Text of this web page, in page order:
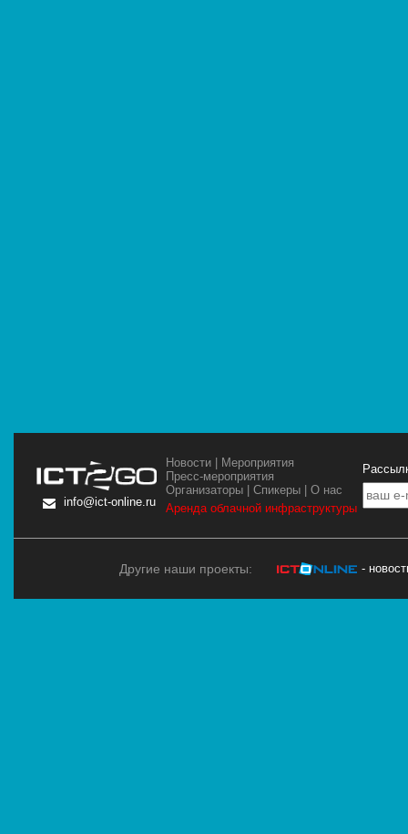
info@ict-online.ru
Новости | Мероприятия
Пресс-мероприятия
Организаторы |Спикеры |О нас
Аренда облачной инфраструктуры
Другие наши проекты: -